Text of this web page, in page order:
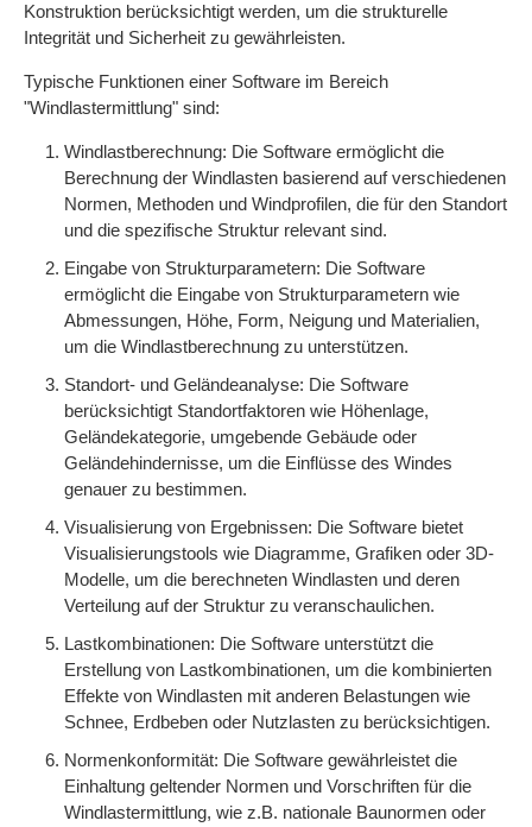
Konstruktion berücksichtigt werden, um die strukturelle
Integrität und Sicherheit zu gewährleisten.
Typische Funktionen einer Software im Bereich
"Windlastermittlung" sind:
Windlastberechnung: Die Software ermöglicht die
Berechnung der Windlasten basierend auf verschiedenen
Normen, Methoden und Windprofilen, die für den Standort
und die spezifische Struktur relevant sind.
Eingabe von Strukturparametern: Die Software
ermöglicht die Eingabe von Strukturparametern wie
Abmessungen, Höhe, Form, Neigung und Materialien,
um die Windlastberechnung zu unterstützen.
Standort- und Geländeanalyse: Die Software
berücksichtigt Standortfaktoren wie Höhenlage,
Geländekategorie, umgebende Gebäude oder
Geländehindernisse, um die Einflüsse des Windes
genauer zu bestimmen.
Visualisierung von Ergebnissen: Die Software bietet
Visualisierungstools wie Diagramme, Grafiken oder 3D-
Modelle, um die berechneten Windlasten und deren
Verteilung auf der Struktur zu veranschaulichen.
Lastkombinationen: Die Software unterstützt die
Erstellung von Lastkombinationen, um die kombinierten
Effekte von Windlasten mit anderen Belastungen wie
Schnee, Erdbeben oder Nutzlasten zu berücksichtigen.
Normenkonformität: Die Software gewährleistet die
Einhaltung geltender Normen und Vorschriften für die
Windlastermittlung, wie z.B. nationale Baunormen oder